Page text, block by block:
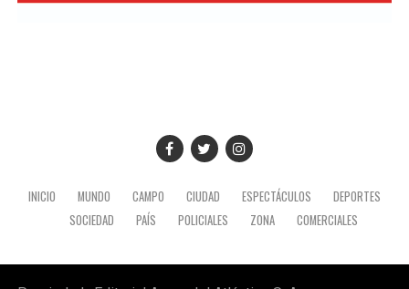
Tras los incidentes, que se extendieron por más de tres
INICIO MUNDO CAMPO CIUDAD ESPECTÁCULOS
DEPORTES
SOCIEDAD
PAÍS POLICIALES ZONA COMERCIALES